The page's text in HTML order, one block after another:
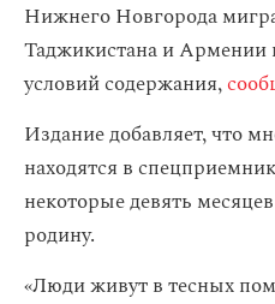
Нижнего Новгорода
Таджикистана и Армении
условий содержания,
Издание добавляет, что
находятся в
некоторые девять
родину.
«Люди живут в тесных